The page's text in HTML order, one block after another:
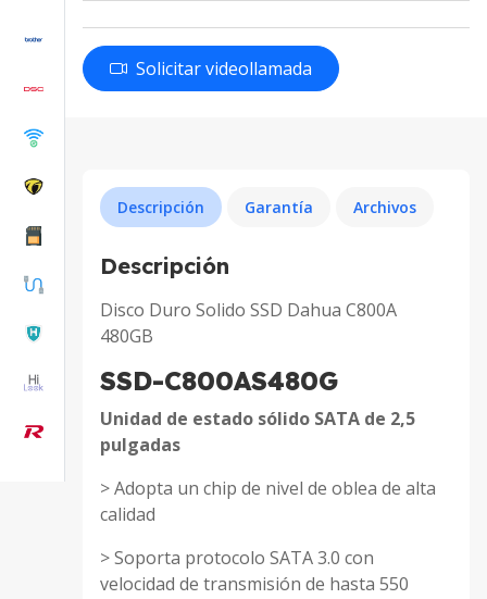
Solicitar videollamada
Descripción Garantía Archivos
Descripción
Disco Duro Solido SSD Dahua C800A
480GB
SSD-C800AS480G
Unidad de estado sólido SATA de 2,5
pulgadas
> Adopta un chip de nivel de oblea de alta
calidad
> Soporta protocolo SATA 3.0 con
velocidad de transmisión de hasta 550